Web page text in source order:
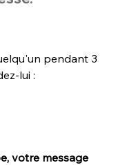
pendant 3
lui :
votre message